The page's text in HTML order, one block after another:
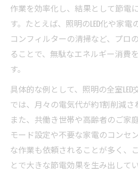
作業を効率化し、結果として節電
す。たとえば、照明のLED化や家
コンフィルターの清掃など、プロ
ることで、無駄なエネルギー消費
す。
具体的な例として、照明の全室
では、月々の電気代が約1割削減さ
また、共働き世帯や高齢者のご家
モード設定や不要な家電のコンセ
な作業も依頼されることが多く、
とで大きな節電効果を生み出してい